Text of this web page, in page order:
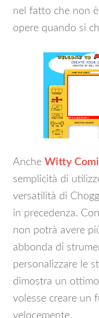
nel fatto che non
opere quando si
AncheWitty
semplicità di
versatilità di
in precedenza.
non potrà avere
abbonda di
personalizzare le
dimostra un
volesse creare un
velocemente.